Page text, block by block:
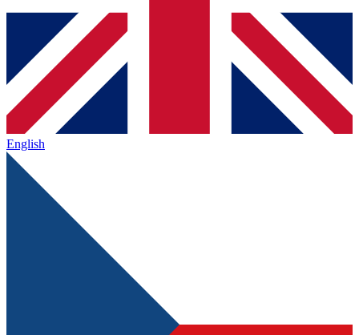
English